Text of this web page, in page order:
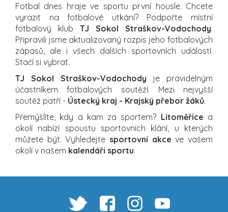
Fotbal dnes hraje ve sportu první housle. Chcete
vyrazit na fotbalové utkání? Podpořte místní
fotbalový klub TJ Sokol Straškov-Vodochody.
Připravili jsme aktualizovaný rozpis jeho fotbalových
zápasů, ale i všech dalších sportovních událostí.
Stačí si vybrat.
TJ Sokol Straškov-Vodochody je pravidelným
účastníkem fotbalových soutěží. Mezi nejvyšší
soutěž patří - Ústecký kraj - Krajský přebor žáků.
Přemýšlíte, kdy a kam za sportem? Litoměřice a
okolí nabízí spoustu sportovních klání, u kterých
můžete být. Vyhledejte sportovní akce ve vašem
okolí v našem kalendáři sportu.